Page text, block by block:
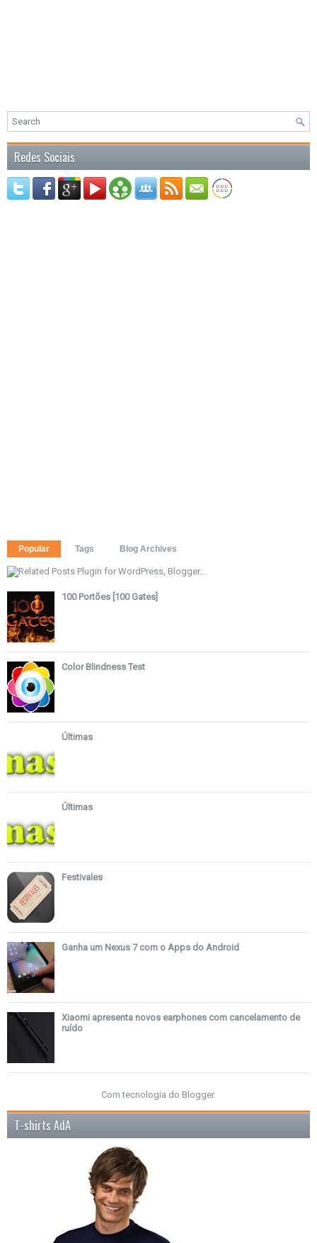
Redes Sociais
Popular Tags Blog Archives
100 Portões [100 Gates]
Color Blindness Test
Últimas
Últimas
Festivales
Ganha um Nexus 7 com o Apps do Android
Xiaomi apresenta novos earphones com cancelamento de
ruído
Com tecnologia do Blogger.
T-shirts AdA